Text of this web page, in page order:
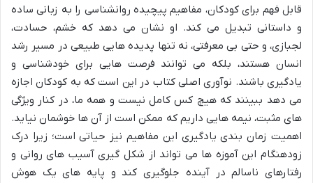
قابل فهم برای کودکان، مفاهیم پیچیده روانشناسی را به زبانی ساده
و داستانی تبدیل می کند. او نشان می دهد که خشم، حسادت،
لجبازی، و حتی بی معرفتی، نه تنها پدیده هایی طبیعی در مسیر رشد
انسان هستند، بلکه می توانند فرصت هایی برای خودشناسی و
یادگیری باشند. نوآوری اصلی کتاب در این است که به کودکان اجازه
می دهد ببینند که هیچ کس کامل نیست و همه ما، در کنار ویژگی
های مثبت، نیمه هایی داریم که ممکن است از آن ها خوشمان نیاید.
اهمیت زمان بندی یادگیری این مفاهیم نیز حیاتی است؛ زیرا درک
زودهنگام این آموزه ها می تواند از شکل گیری آسیب های روانی و
رفتارهای ناسالم در آینده جلوگیری کند و پایه های یک هوش